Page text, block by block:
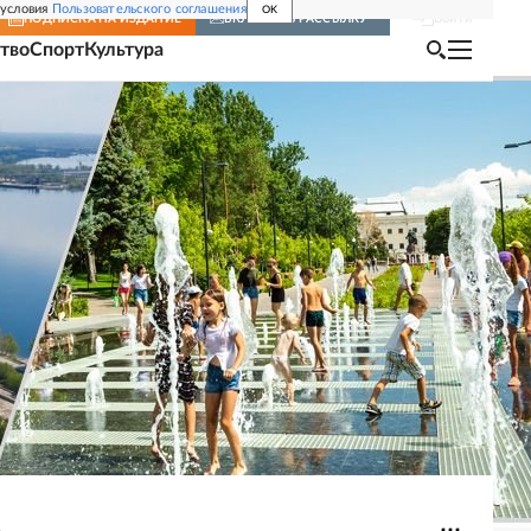
Пользовательского соглашения OK
ПОДПИСКА НА ИЗДАНИЕ ВКЛЮЧИТЬ РАССЫЛКУ
СпортКультура